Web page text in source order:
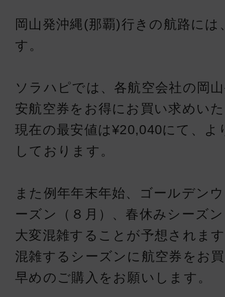
岡山発沖縄(那覇)行きの航路に
す。
ソラハピでは、各航空会社の岡
安航空券をお得にお買い求めい
現在の最安値は¥20,040にて、
しております。
また例年年末年始、ゴールデン
ーズン（８月）、春休みシーズ
大変混雑することが予想されま
混雑するシーズンに航空券をお
早めのご購入をお願いします。